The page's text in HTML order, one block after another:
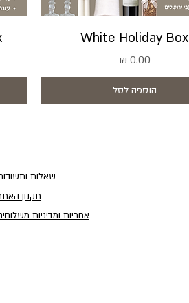
White Holiday Box
מחיר
הוספה לסל
שאלות
תקנון
אחריות ומדיניות